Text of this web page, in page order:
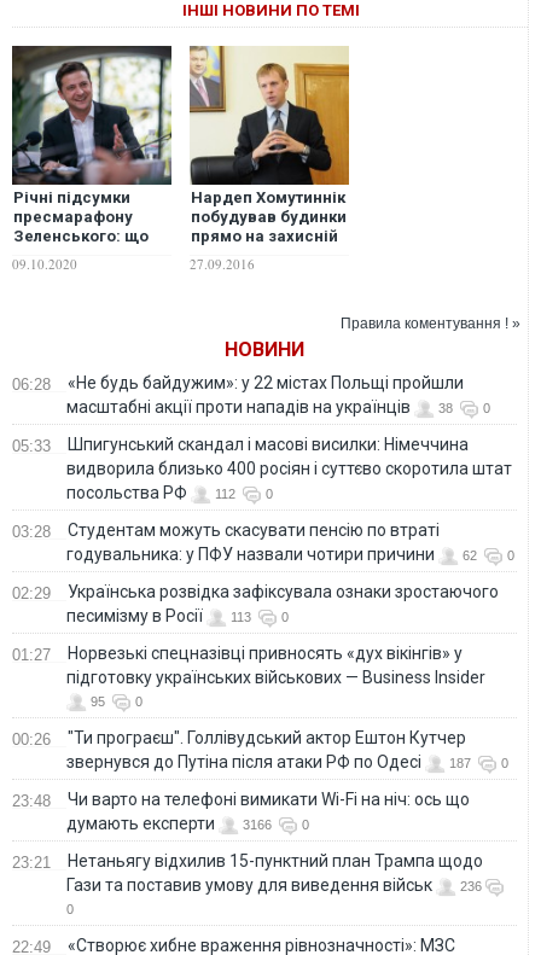
ІНШІ НОВИНИ ПО ТЕМІ
Річні підсумки
пресмарафону
Зеленського: що
президента
09.10.2020
Нардеп Хомутиннік
побудував будинки
прямо на захисній
Заспи. ФОТО
27.09.2016
Правила коментування ! »
НОВИНИ
06:28
«Не будь байдужим»: у 22 містах Польщі пройшли
масштабні акції проти нападів на українців
38 0
05:33
Шпигунський скандал і масові висилки: Німеччина
видворила близько 400 росіян і суттєво скоротила штат
посольства РФ
112 0
03:28
Студентам можуть скасувати пенсію по втраті
годувальника: у ПФУ назвали чотири причини
62 0
02:29
Українська розвідка зафіксувала ознаки зростаючого
песимізму в Росії
113 0
01:27
Норвезькі спецназівці привносять «дух вікінгів» у
підготовку українських військових — Business Insider
95 0
00:26
"Ти програєш". Голлівудський актор Ештон Кутчер
звернувся до Путіна після атаки РФ по Одесі
187 0
23:48
Чи варто на телефонi вимикати Wi-Fi на ніч: ось що
думають експерти
3166 0
23:21
Нетаньягу відхилив 15-пунктний план Трампа щодо
Гази та поставив умову для виведення військ
236
0
22:49 «Створює хибне враження рівнозначності»: МЗС